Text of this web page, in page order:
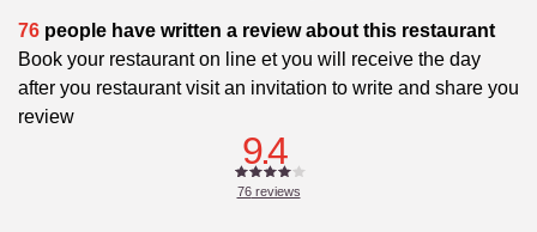
76 people have written a review about this restaurant
Book your restaurant on line et you will receive the day
after you restaurant visit an invitation to write and share you
review
9.4
76reviews